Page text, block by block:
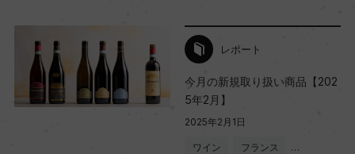
レポート
今月の新規取り扱い商品【202
5年2月】
2025年2月1日
ワイン フランス …